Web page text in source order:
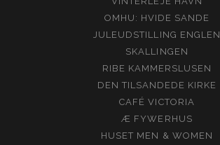
OMHU: HVIDE SANDE
JULEUDSTILLING ENGLEN
SKALLINGEN
RIBE KAMMERSLUSEN
DEN TILSANDEDE KIRKE
CAFÉ VICTORIA
Æ FYWERHUS
HUSET MEN & WOMEN